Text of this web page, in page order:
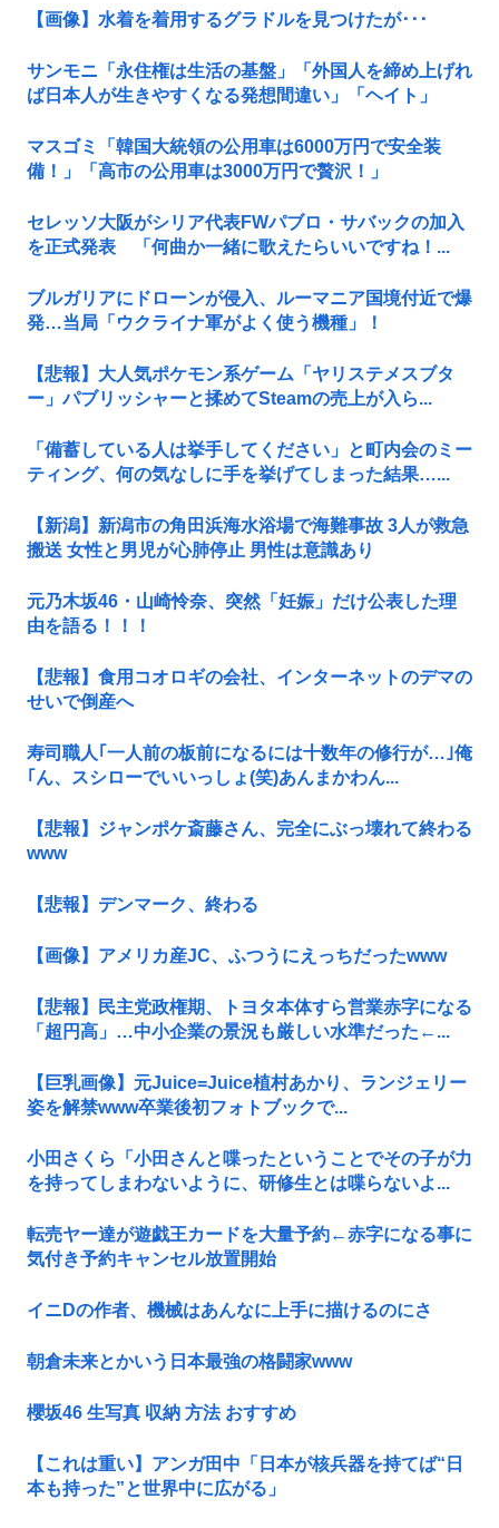
【画像】水着を着用するグラドルを見つけたが･･･
サンモニ「永住権は生活の基盤」「外国人を締め上げれ
ば日本人が生きやすくなる発想間違い」「ヘイト」
マスゴミ「韓国大統領の公用車は6000万円で安全装
備！」「高市の公用車は3000万円で贅沢！」
セレッソ大阪がシリア代表FWパブロ・サバックの加入
を正式発表 「何曲か一緒に歌えたらいいですね！...
ブルガリアにドローンが侵入、ルーマニア国境付近で爆
発…当局「ウクライナ軍がよく使う機種」！
【悲報】大人気ポケモン系ゲーム「ヤリステメスブタ
ー」パブリッシャーと揉めてSteamの売上が入ら...
「備蓄している人は挙手してください」と町内会のミー
ティング、何の気なしに手を挙げてしまった結果…...
【新潟】新潟市の角田浜海水浴場で海難事故 3人が救急
搬送 女性と男児が心肺停止 男性は意識あり
元乃木坂46・山崎怜奈、突然「妊娠」だけ公表した理
由を語る！！！
【悲報】食用コオロギの会社、インターネットのデマの
せいで倒産へ
寿司職人｢一人前の板前になるには十数年の修行が…｣俺
｢ん、スシローでいいっしょ(笑)あんまかわん...
【悲報】ジャンポケ斎藤さん、完全にぶっ壊れて終わる
www
【悲報】デンマーク、終わる
【画像】アメリカ産JC、ふつうにえっちだったwww
【悲報】民主党政権期、トヨタ本体すら営業赤字になる
「超円高」…中小企業の景況も厳しい水準だった←...
【巨乳画像】元Juice=Juice植村あかり、ランジェリー
姿を解禁www卒業後初フォトブックで...
小田さくら「小田さんと喋ったということでその子が力
を持ってしまわないように、研修生とは喋らないよ...
転売ヤー達が遊戯王カードを大量予約←赤字になる事に
気付き予約キャンセル放置開始
イニDの作者、機械はあんなに上手に描けるのにさ
朝倉未来とかいう日本最強の格闘家www
櫻坂46 生写真 収納 方法 おすすめ
【これは重い】アンガ田中「日本が核兵器を持てば“日
本も持った”と世界中に広がる」